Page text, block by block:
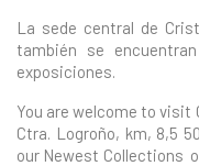
La sede central de
también se
exposiciones.
You are welcome to visit
Ctra. Logroño, km, 8,5
our Newest Collections